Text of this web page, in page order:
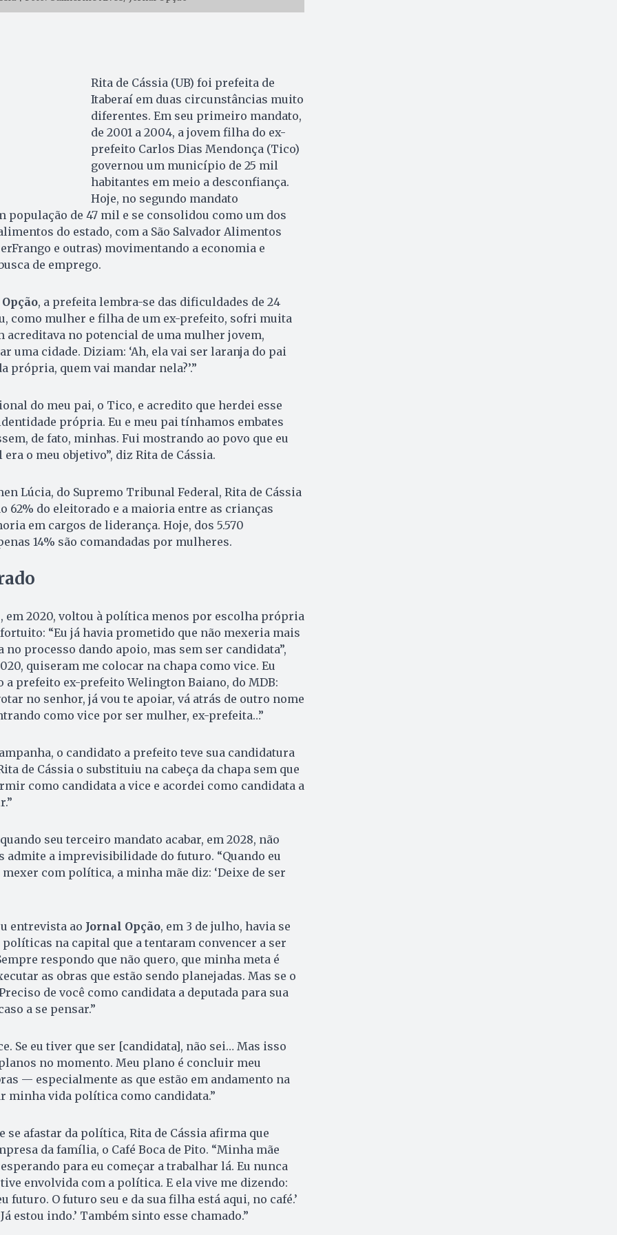
Rita de Cássia (UB) foi prefeita de
Itaberaí em duas circunstâncias muito
diferentes. Em seu primeiro mandato,
de 2001 a 2004, a jovem filha do ex-
prefeito Carlos Dias Mendonça (Tico)
governou um município de 25 mil
habitantes em meio a desconfiança.
Hoje, no segundo mandato
população de 47 mil e se consolidou como um dos
do estado, com a São Salvador Alimentos
e outras) movimentando a economia e
de emprego.
, a prefeita lembra-se das dificuldades de 24
como mulher e filha de um ex-prefeito, sofri muita
no potencial de uma mulher jovem,
uma cidade. Diziam: ‘Ah, ela vai ser laranja do pai
própria, quem vai mandar nela?’.”
do meu pai, o Tico, e acredito que herdei esse
própria. Eu e meu pai tínhamos embates
de fato, minhas. Fui mostrando ao povo que eu
o meu objetivo”, diz Rita de Cássia.
Lúcia, do Supremo Tribunal Federal, Rita de Cássia
62% do eleitorado e a maioria entre as crianças
em cargos de liderança. Hoje, dos 5.570
14% são comandadas por mulheres.
em 2020, voltou à política menos por escolha própria
“Eu já havia prometido que não mexeria mais
processo dando apoio, mas sem ser candidata”,
quiseram me colocar na chapa como vice. Eu
a prefeito ex-prefeito Welington Baiano, do MDB:
no senhor, já vou te apoiar, vá atrás de outro nome
como vice por ser mulher, ex-prefeita…”
o candidato a prefeito teve sua candidatura
de Cássia o substituiu na cabeça da chapa sem que
como candidata a vice e acordei como candidata a
seu terceiro mandato acabar, em 2028, não
a imprevisibilidade do futuro. “Quando eu
com política, a minha mãe diz: ‘Deixe de ser
entrevista ao Jornal Opção, em 3 de julho, havia se
na capital que a tentaram convencer a ser
respondo que não quero, que minha meta é
as obras que estão sendo planejadas. Mas se o
de você como candidata a deputada para sua
a se pensar.”
Se eu tiver que ser [candidata], não sei… Mas isso
no momento. Meu plano é concluir meu
— especialmente as que estão em andamento na
minha vida política como candidata.”
se afastar da política, Rita de Cássia afirma que
da família, o Café Boca de Pito. “Minha mãe
para eu começar a trabalhar lá. Eu nunca
envolvida com a política. E ela vive me dizendo:
futuro. O futuro seu e da sua filha está aqui, no café.’
estou indo.’ Também sinto esse chamado.”